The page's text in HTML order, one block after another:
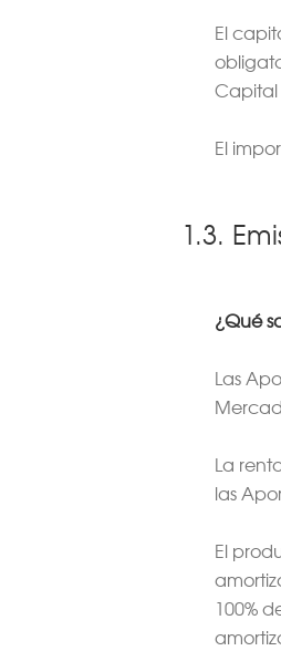
El
Capital
El
1.3.
¿Qué
Las
La
las
El
100%